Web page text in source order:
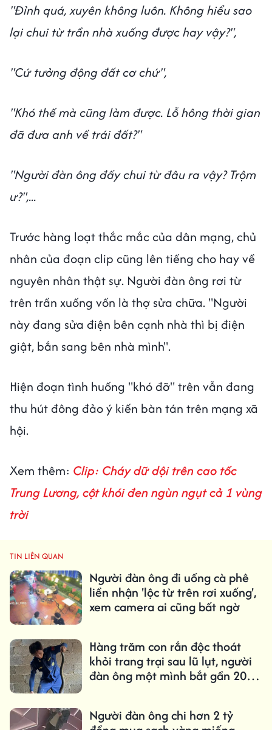
"Đỉnh quá, xuyên không luôn. Không hiểu sao
lại chui từ trần nhà xuống được hay vậy?",
"Cứ tưởng động đất cơ chứ",
"Khó thế mà cũng làm được. Lỗ hông thời gian
đã đưa anh về trái đất?"
"Người đàn ông đấy chui từ đâu ra vậy? Trộm
ư?",...
Trước hàng loạt thắc mắc của dân mạng, chủ
nhân của đoạn clip cũng lên tiếng cho hay về
nguyên nhân thật sự. Người đàn ông rơi từ
trên trần xuống vốn là thợ sửa chữa. "Người
này đang sửa điện bên cạnh nhà thì bị điện
giật, bắn sang bên nhà mình".
Hiện đoạn tình huống "khó đỡ" trên vẫn đang
thu hút đông đảo ý kiến bàn tán trên mạng xã
hội.
Xem thêm: Clip: Cháy dữ dội trên cao tốc
Trung Lương, cột khói đen ngùn ngụt cả 1 vùng
trời
TIN LIÊN QUAN
Người đàn ông đi uống cà phê
liền nhận 'lộc từ trên rơi xuống',
xem camera ai cũng bất ngờ
Hàng trăm con rắn độc thoát
khỏi trang trại sau lũ lụt, người
đàn ông một mình bắt gần 20
Người đàn ông chi hơn 2 tỷ